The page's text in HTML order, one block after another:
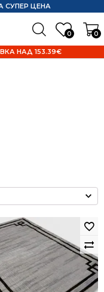
0 0
СУПЕР ЦЕНА
НАД 153.39€